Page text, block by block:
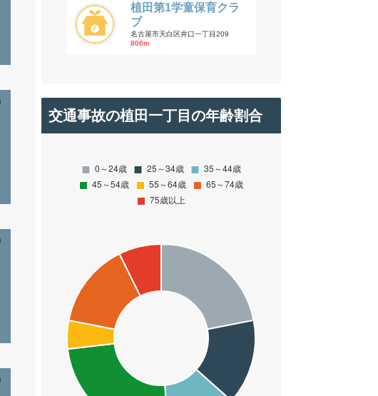
植田第1学童保育クラ
ブ
名古屋市天白区井口一丁目209
806m
交通事故の植田一丁目の年齢割合